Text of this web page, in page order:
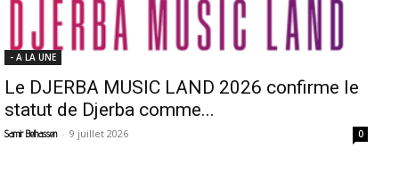
- A LA UNE
Le DJERBA MUSIC LAND 2026 confirme le
statut de Djerba comme...
Samir Belhassen - 9 juillet 2026 0